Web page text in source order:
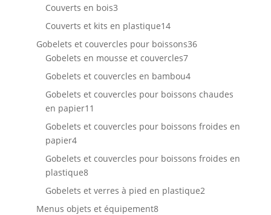
Couverts en bois33
produits
Couverts et kits en plastique1414
produits
Gobelets et couvercles pour boissons3636
Gobelets en mousse et couvercles77
produits
Gobelets et couvercles en bambou44
produits
Gobelets et couvercles pour boissons chaudes
en papier11
produits
Gobelets et couvercles pour boissons froides en
papier44
produits
Gobelets et couvercles pour boissons froides en
plastique88
produits
Gobelets et verres à pied en plastique22
Menus objets et équipement88